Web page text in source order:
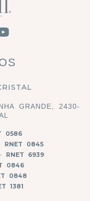
GRANDE, 2430-
0586
RNET 0845
RNET 6939
0846
0848
1381